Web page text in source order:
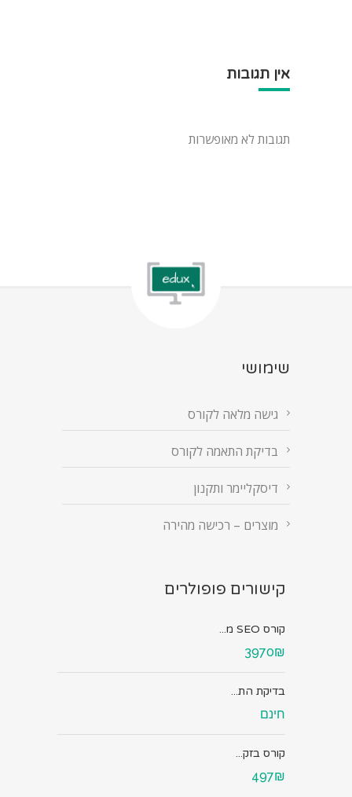
אין תגובות
תגובות לא מאופשרות
שימושי
גישה מלאה לקורס
בדיקת התאמה לקורס
דיסקליימר ותקנון
מוצרים – רכישה מהירה
קישורים פופולרים
קורס SEO מ...
3970₪
בדיקת הת...
חינם
קורס בזק...
497₪